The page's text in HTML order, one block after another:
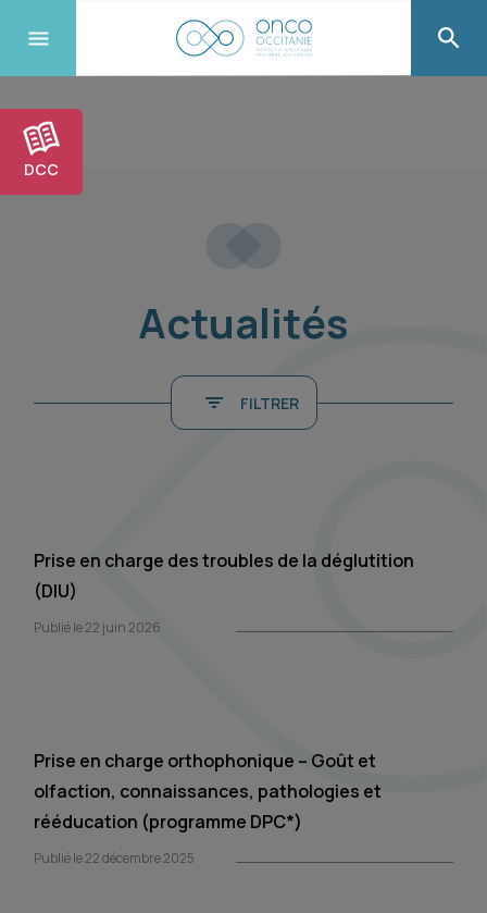
DCC
Actualités
FILTRER
Prise en charge des troubles de la déglutition
(DIU)
Publié le 22 juin 2026
Prise en charge orthophonique – Goût et
olfaction, connaissances, pathologies et
rééducation (programme DPC*)
Publié le 22 décembre 2025